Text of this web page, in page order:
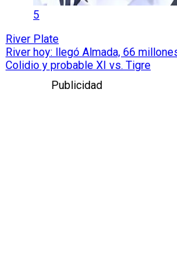
5
River Plate
River hoy: llegó Almada, 66
Colidio y probable XI vs. Tigre
Publicidad